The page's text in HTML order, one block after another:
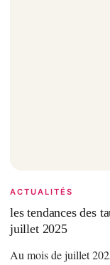
ACTUALITÉS
les tendances des
juillet 2025
Au mois de juillet